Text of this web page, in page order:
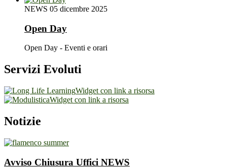
NEWS 05 dicembre 2025
Open Day
Open Day - Eventi e orari
Servizi Evoluti
Widget con link a risorsa
Widget con link a risorsa
Notizie
Avviso Chiusura Uffici NEWS